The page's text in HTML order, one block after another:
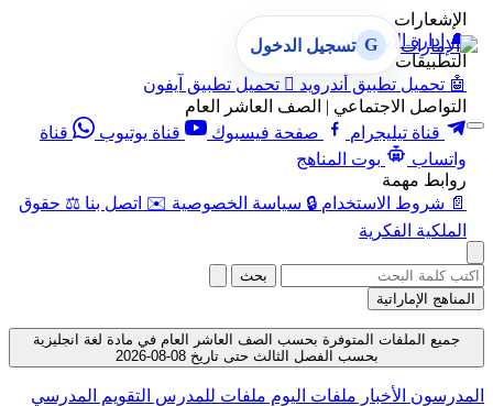
الإشعارات
🔔 إدارة الإشعارات
التطبيقات
🤖 تحميل تطبيق أندرويد  تحميل تطبيق آيفون
التواصل الاجتماعي | الصف العاشر العام
قناة تيليجرام
صفحة فيسبوك قناة يوتيوب
قناة
واتساب
بوت المناهج
روابط مهمة
📄 شروط الاستخدام 🔒 سياسة الخصوصية ✉️ اتصل بنا ⚖️ حقوق
الملكية الفكرية
G تسجيل الدخول
بحث
المناهج الإماراتية
جميع الملفات المتوفرة بحسب الصف العاشر العام في مادة لغة انجليزية
بحسب الفصل الثالث حتى تاريخ 08-08-2026
المدرسون الأخبار ملفات اليوم ملفات للمدرس التقويم المدرسي